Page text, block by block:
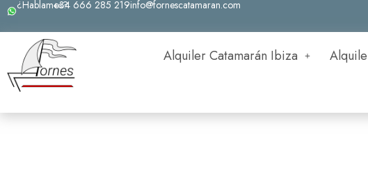
al
contenido
¿Hablamos?+34 666 285 219info@fornescatamaran.com
Alquiler Catamarán Ibiza